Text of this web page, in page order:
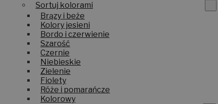
Sortuj kolorami
Brązy i beże
Kolory jesieni
Bordo i czerwienie
Szarość
Czernie
Niebieskie
Zielenie
Fiolety
Róże i pomarańcze
Kolorowy